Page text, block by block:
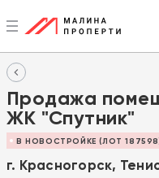
Продажа
ЖК "Спутник"
В НОВОСТРОЙКЕ (ЛОТ
г. Красногорск,